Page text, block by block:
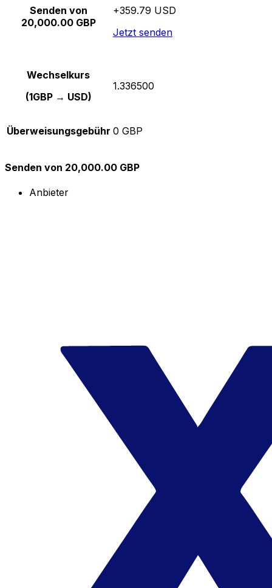
Senden von
20,000.00 GBP
+359.79 USD
Jetzt senden
Wechselkurs
(1GBP → USD)
1.336500
Überweisungsgebühr 0 GBP
Senden von 20,000.00 GBP
Anbieter